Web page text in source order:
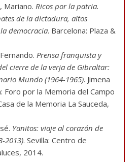
Mariano. Ricos por la patria.
de la dictadura, altos
democracia. Barcelona: Plaza &
Prensa franquista y
cierre de la verja de Gibraltar:
Mundo (1964-1965). Jimena
Foro por la Memoria del Campo
de la Memoria La Sauceda,
Yanitos: viaje al corazón de
2013). Sevilla: Centro de
2014.